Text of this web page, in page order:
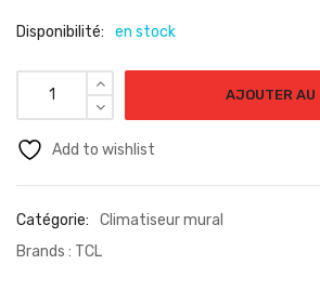
Disponibilité: en stock
AJOUTER AU
Add to wishlist
Catégorie:
Climatiseur mural
Brands : TCL